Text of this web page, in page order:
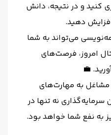
کنید و در نتیجه، دانش
دهید.
می‌تواند به شما
امروز، فرصت‌های
💼
مشاغل به مهارت‌های
سرمایه‌گذاری نه تنها در
به نفع شما خواهد بود.